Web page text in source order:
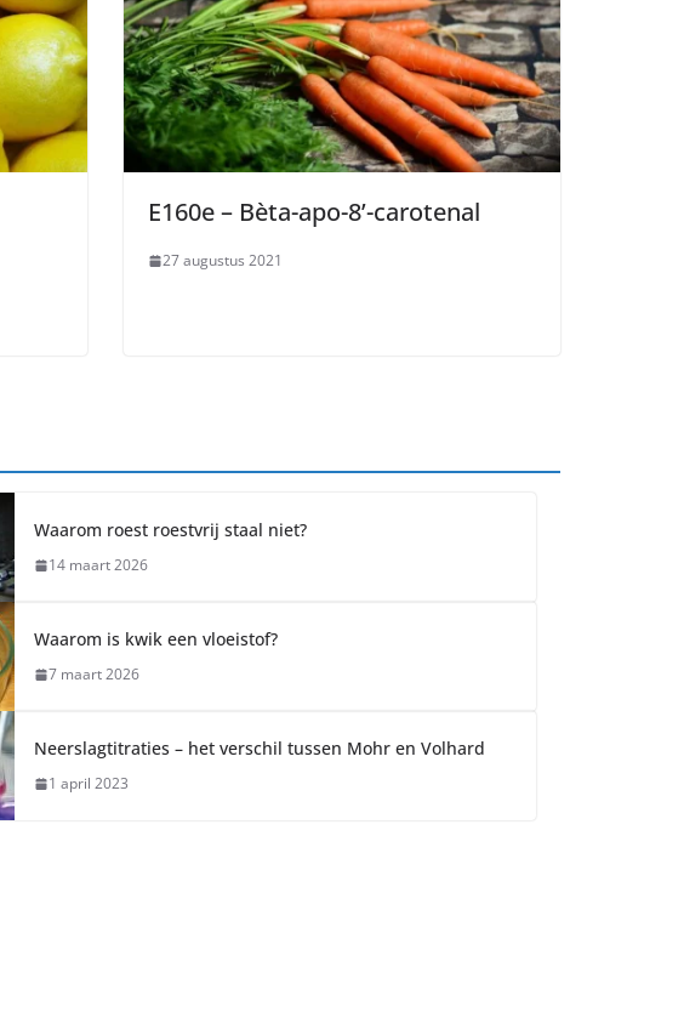
E160e – Bèta-apo-8’-carotenal
27 augustus 2021
Waarom roest roestvrij staal niet?
14 maart 2026
Waarom is kwik een vloeistof?
7 maart 2026
Neerslagtitraties – het verschil tussen Mohr en Volhard
1 april 2023